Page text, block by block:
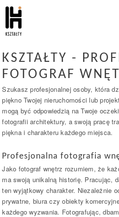
KSZTAŁTY -
FOTOGRAF
Szukasz profesjonalnej osoby, która
piękno Twojej nieruchomości lub
mogą być odpowiedzią na Twoje
fotografii architektury, a swoją pracę
piękna i charakteru każdego miejsca.
Profesjonalna fotografia
Jako fotograf wnętrz rozumiem, że
ma swoją unikalną historię. Pracując,
ten wyjątkowy charakter. Niezależnie
prywatne, biura czy obiekty
każdego wyzwania. Fotografując,